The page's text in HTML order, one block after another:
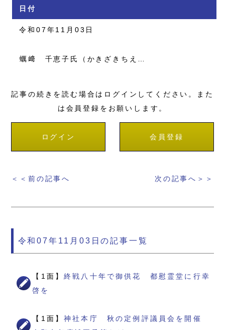
日付
令和07年11月03日
蠣﨑 千恵子氏（かきざきちえ…
記事の続きを読む場合はログインしてください。また
は会員登録をお願いします。
ログイン 会員登録
＜＜前の記事へ 次の記事へ＞＞
令和07年11月03日の記事一覧
【1面】終戦八十年で御供花 都慰霊堂に行幸
啓を
【1面】神社本庁 秋の定例評議員会を開催